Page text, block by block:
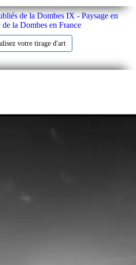
de la Dombes IX - Paysage en
la Dombes en France
votre tirage d'art